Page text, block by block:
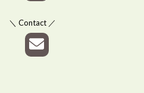
＼ Contact ／